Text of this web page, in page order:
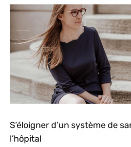
S’éloigner d’un système de
l’hôpital